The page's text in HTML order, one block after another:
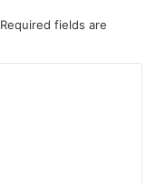
Required fields are